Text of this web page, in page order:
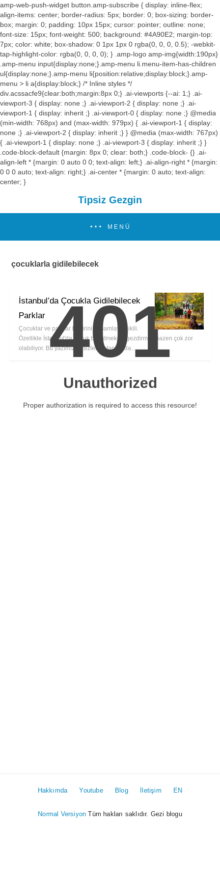
401
Unauthorized
Proper authorization is required to access this resource!
amp-web-push-widget button.amp-subscribe { display: inline-flex;
align-items: center; border-radius: 5px; border: 0; box-sizing: border-
box; margin: 0; padding: 10px 15px; cursor: pointer; outline: none;
font-size: 15px; font-weight: 500; background: #4A90E2; margin-top:
7px; color: white; box-shadow: 0 1px 1px 0 rgba(0, 0, 0, 0.5); -webkit-
tap-highlight-color: rgba(0, 0, 0, 0); } .amp-logo amp-img{width:190px}
.amp-menu input{display:none;}.amp-menu li.menu-item-has-children
ul{display:none;}.amp-menu li{position:relative;display:block;}.amp-
menu > li a{display:block;} /* Inline styles */
div.acssacfe9{clear:both;margin:8px 0;} .ai-viewports {--ai: 1;} .ai-
viewport-3 { display: none ;} .ai-viewport-2 { display: none ;} .ai-
viewport-1 { display: inherit ;} .ai-viewport-0 { display: none ;} @media
(min-width: 768px) and (max-width: 979px) { .ai-viewport-1 { display:
none ;} .ai-viewport-2 { display: inherit ;} } @media (max-width: 767px)
{ .ai-viewport-1 { display: none ;} .ai-viewport-3 { display: inherit ;} }
.code-block-default {margin: 8px 0; clear: both;} .code-block- {} .ai-
align-left * {margin: 0 auto 0 0; text-align: left;} .ai-align-right * {margin:
0 0 0 auto; text-align: right;} .ai-center * {margin: 0 auto; text-align:
center; }
Tipsiz Gezgin
MENÜ
çocuklarla gidilebilecek
İstanbul’da Çocukla Gidilebilecek
Parklar
Çocuklar ve parklar birbirini tamamlayan ikili.
Özellikle İstanbul'da çocuk büyütmek ve gezdirmek bazen çok zor
olabiliyor. Bu yazımızda sizlere İstanbul'da…
Hakkımda Youtube Blog İletişim EN
Normal Versiyon Tüm hakları saklıdır. Gezi blogu